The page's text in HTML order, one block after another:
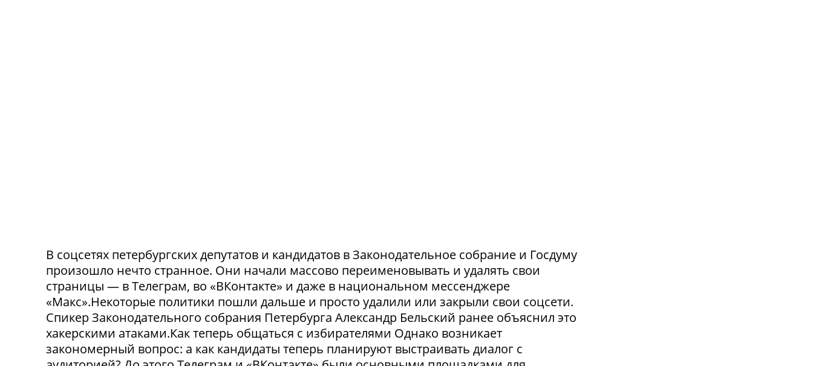
В соцсетях петербургских депутатов и кандидатов в Законодательное собрание и Госдуму
произошло нечто странное. Они начали массово переименовывать и удалять свои
страницы — в Телеграм, во «ВКонтакте» и даже в национальном мессенджере
«Макс».Некоторые политики пошли дальше и просто удалили или закрыли свои соцсети.
Спикер Законодательного собрания Петербурга Александр Бельский ранее объяснил это
хакерскими атаками.Как теперь общаться с избирателями Однако возникает
закономерный вопрос: а как кандидаты теперь планируют выстраивать диалог с